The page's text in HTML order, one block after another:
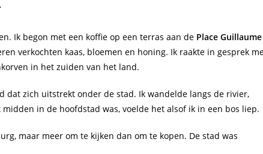
Ik begon met een koffie op een terras aan de Place Guillaume
verkochten kaas, bloemen en honing. Ik raakte in gesprek
in het zuiden van het land.
dat zich uitstrekt onder de stad. Ik wandelde langs de rivier,
in de hoofdstad was, voelde het alsof ik in een bos liep.
maar meer om te kijken dan om te kopen. De stad was